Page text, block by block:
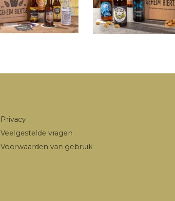
Privacy
Veelgestelde vragen
Voorwaarden van gebruik